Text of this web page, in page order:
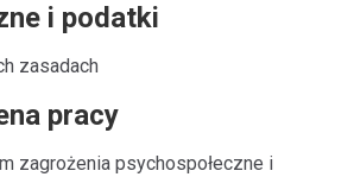
i podatki
zasadach
pracy
zagrożenia psychospołeczne i